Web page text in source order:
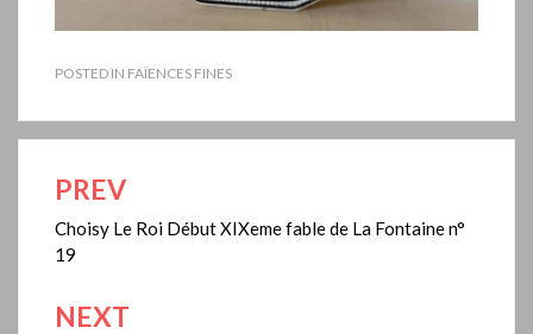
POSTED IN FAÏENCES FINES
Navigation
de
l’article
PREV
Choisy Le Roi Début XIXeme fable de La Fontaine n°
19
NEXT